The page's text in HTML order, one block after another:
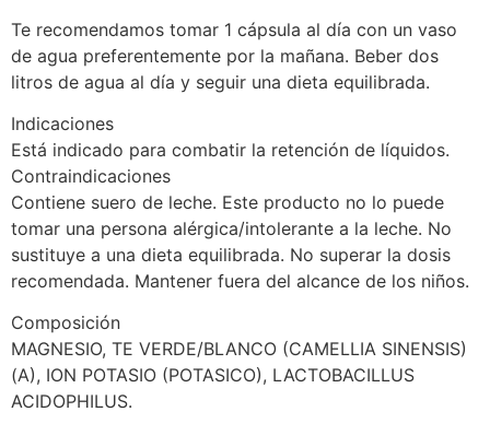
Te recomendamos tomar 1 cápsula al día con un vaso
de agua preferentemente por la mañana. Beber dos
litros de agua al día y seguir una dieta equilibrada.
Indicaciones
Está indicado para combatir la retención de líquidos.
Contraindicaciones
Contiene suero de leche. Este producto no lo puede
tomar una persona alérgica/intolerante a la leche. No
sustituye a una dieta equilibrada. No superar la dosis
recomendada. Mantener fuera del alcance de los niños.
Composición
MAGNESIO, TE VERDE/BLANCO (CAMELLIA SINENSIS)
(A), ION POTASIO (POTASICO), LACTOBACILLUS
ACIDOPHILUS.